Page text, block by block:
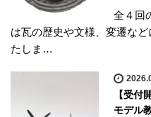
全４回
は瓦の歴史や文様、変遷な
たしま…
【受付
モデル